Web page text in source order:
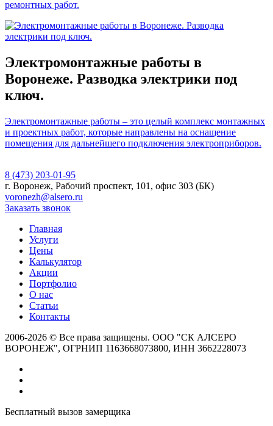
ремонтных работ.
Электромонтажные работы в
Воронеже. Разводка электрики под
ключ.
Электромонтажные работы – это целый комплекс монтажных
и проектных работ, которые направлены на оснащение
помещения для дальнейшего подключения электроприборов.
8 (473) 203-01-95
г. Воронеж, Рабочий проспект, 101, офис 303 (БК)
voronezh@alsero.ru
Заказать звонок
Главная
Услуги
Цены
Калькулятор
Акции
Портфолио
О нас
Статьи
Контакты
2006-2026 © Все права защищены. ООО "СК АЛСЕРО
ВОРОНЕЖ", ОГРНИП 1163668073800, ИНН 3662228073
Бесплатный вызов замерщика